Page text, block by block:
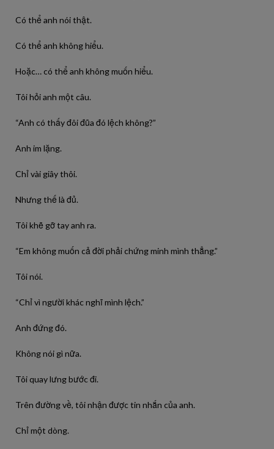
Có thể anh nói thật.
Có thể anh không hiểu.
Hoặc… có thể anh không muốn hiểu.
Tôi hỏi anh một câu.
“Anh có thấy đôi đũa đó lệch không?”
Anh im lặng.
Chỉ vài giây thôi.
Nhưng thế là đủ.
Tôi khẽ gỡ tay anh ra.
“Em không muốn cả đời phải chứng minh mình thẳng.”
Tôi nói.
“Chỉ vì người khác nghĩ mình lệch.”
Anh đứng đó.
Không nói gì nữa.
Tôi quay lưng bước đi.
Trên đường về, tôi nhận được tin nhắn của anh.
Chỉ một dòng.